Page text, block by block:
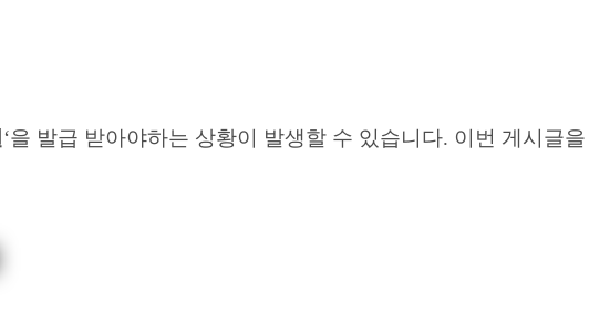
‘을 발급 받아야하는 상황이 발생할 수 있습니다. 이번 게시글을